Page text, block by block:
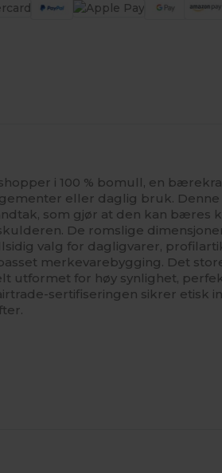
i 100 % bomull, en
eller daglig bruk. Denne
som gjør at den kan bæres
De romslige
valg for dagligvarer,
merkevarebygging. Det
utformet for høy synlighet,
sertifiseringen sikrer etisk